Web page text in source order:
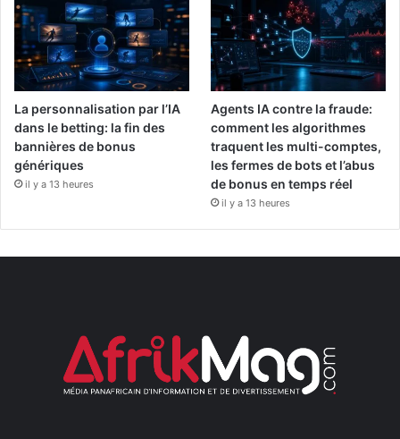
La personnalisation par l’IA
dans le betting: la fin des
bannières de bonus
génériques
il y a 13 heures
Agents IA contre la fraude:
comment les algorithmes
traquent les multi-comptes,
les fermes de bots et l’abus
de bonus en temps réel
il y a 13 heures